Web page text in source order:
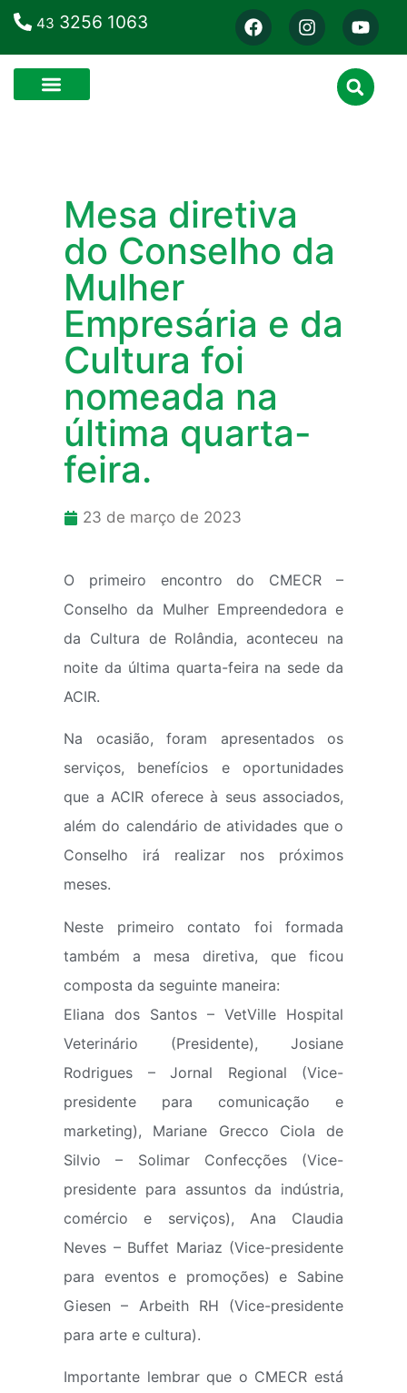
43 3256 1063
Mesa diretiva
do Conselho da
Mulher
Empresária e da
Cultura foi
nomeada na
última quarta-
feira.
23 de março de 2023
O primeiro encontro do CMECR –
Conselho da Mulher Empreendedora e
da Cultura de Rolândia, aconteceu na
noite da última quarta-feira na sede da
ACIR.
Na ocasião, foram apresentados os
serviços, benefícios e oportunidades
que a ACIR oferece à seus associados,
além do calendário de atividades que o
Conselho irá realizar nos próximos
meses.
Neste primeiro contato foi formada
também a mesa diretiva, que ficou
composta da seguinte maneira:
Eliana dos Santos – VetVille Hospital
Veterinário (Presidente), Josiane
Rodrigues – Jornal Regional (Vice-
presidente para comunicação e
marketing), Mariane Grecco Ciola de
Silvio – Solimar Confecções (Vice-
presidente para assuntos da indústria,
comércio e serviços), Ana Claudia
Neves – Buffet Mariaz (Vice-presidente
para eventos e promoções) e Sabine
Giesen – Arbeith RH (Vice-presidente
para arte e cultura).
Importante lembrar que o CMECR está